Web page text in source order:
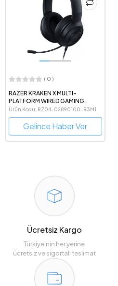
( 0 )
RAZER KRAKEN X MULTI-
PLATFORM WIRED GAMING
KULAKLIK
Ürün Kodu: RZ04-02890100-R3M1
Gelince Haber Ver
Ücretsiz Kargo
Türkiye’nin her yerine
ücretsiz ve sigortalı teslimat